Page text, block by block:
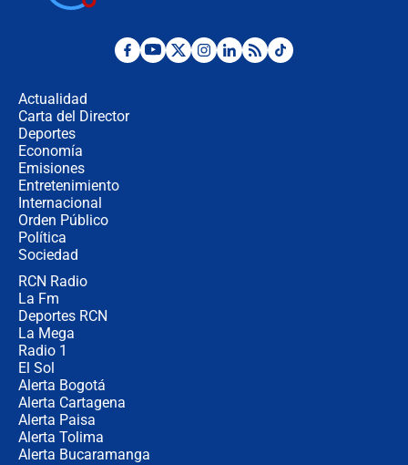
Posesión de Abelardo De La Espriella
Actualidad
Carta del Director
Deportes
Economía
Emisiones
Entretenimiento
Internacional
Orden Público
Política
Sociedad
RCN Radio
La Fm
Deportes RCN
La Mega
Radio 1
El Sol
Alerta Bogotá
Alerta Cartagena
Alerta Paisa
Alerta Tolima
Alerta Bucaramanga